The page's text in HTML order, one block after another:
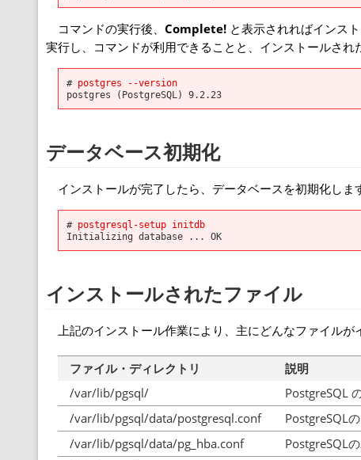
コマンドの実行後、 Complete! と表示されればインス
実行し、コマンドが利用できることと、インストールされ
# postgres --version
postgres (PostgreSQL) 9.2.23
データベース初期化
インストールが完了したら、データベースを初期化しま
# postgresql-setup initdb
Initializing database ... OK
インストールされたファイル
上記のインストール作業により、主にどんなファイルが
ファイル・ディレクトリ
説明
/var/lib/pgsql/
PostgreSQL
/var/lib/pgsql/data/postgresql.conf
PostgreSQL
/var/lib/pgsql/data/pg_hba.conf
PostgreSQL